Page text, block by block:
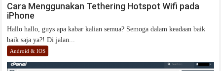
Cara Menggunakan Tethering Hotspot Wifi pada
iPhone
Hallo hallo, guys apa kabar kalian semua? Semoga dalam keadaan baik
baik saja ya?! Di jalan...
Android & IOS